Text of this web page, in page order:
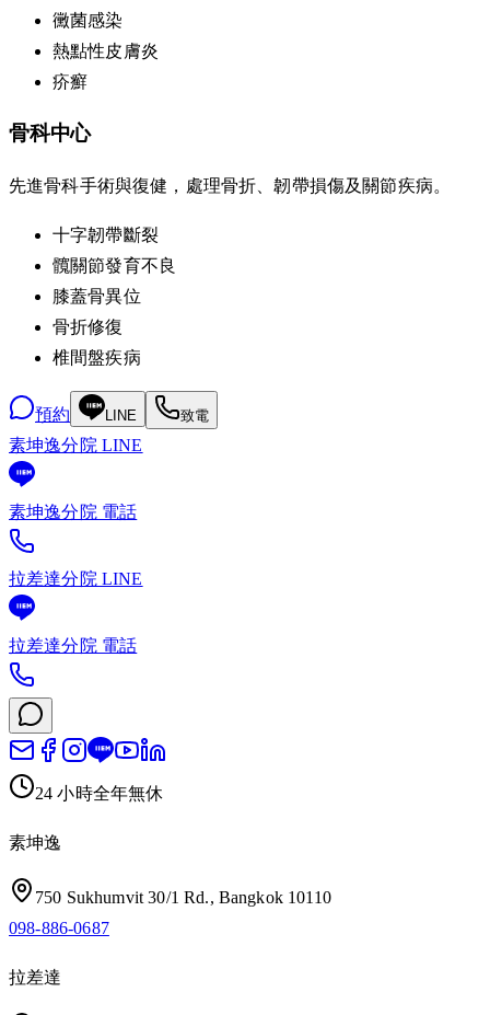
黴菌感染
熱點性皮膚炎
疥癬
骨科中心
先進骨科手術與復健，處理骨折、韌帶損傷及關節疾病。
十字韌帶斷裂
髖關節發育不良
膝蓋骨異位
骨折修復
椎間盤疾病
預約 LINE 致電
素坤逸分院 LINE
素坤逸分院 電話
拉差達分院 LINE
拉差達分院 電話
24 小時全年無休
素坤逸
750 Sukhumvit 30/1 Rd., Bangkok 10110
098-886-0687
拉差達